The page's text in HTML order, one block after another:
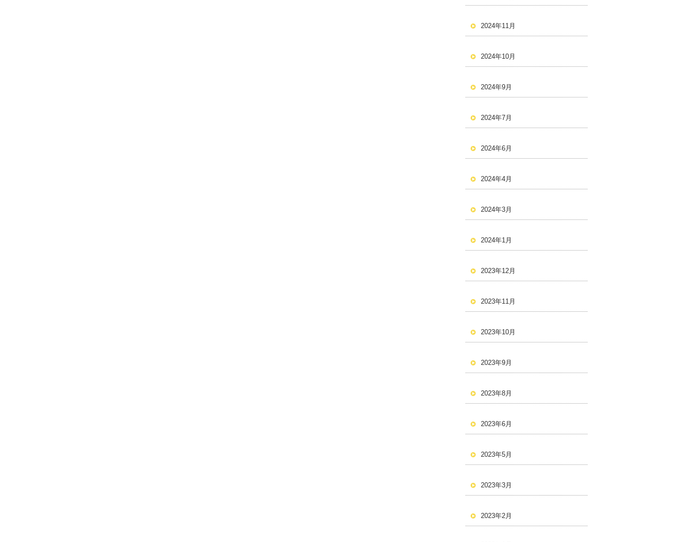
2024年11月
2024年10月
2024年9月
2024年7月
2024年6月
2024年4月
2024年3月
2024年1月
2023年12月
2023年11月
2023年10月
2023年9月
2023年8月
2023年6月
2023年5月
2023年3月
2023年2月